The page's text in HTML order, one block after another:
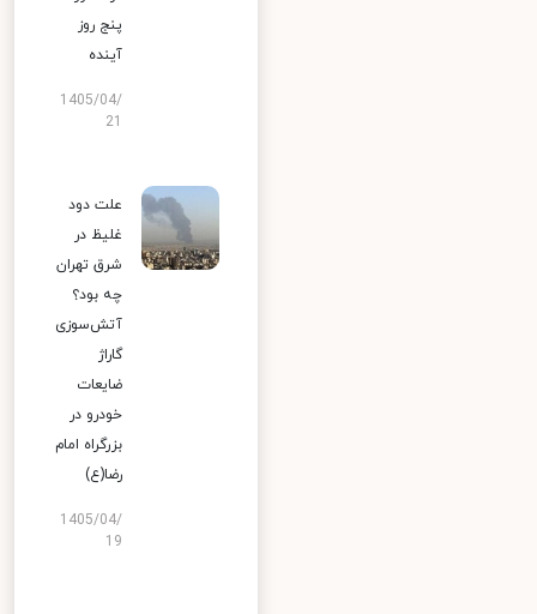
پنج روز
آینده
1405/04/
علت دود
غلیظ در
شرق تهران
چه بود؟
آتش‌سوزی
گاراژ
ضایعات
خودرو در
بزرگراه امام
رضا(ع)
1405/04/
19